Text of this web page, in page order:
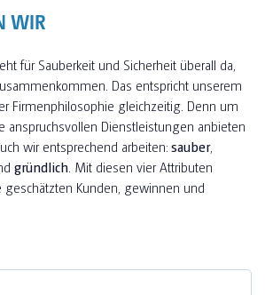
WIR
für Sauberkeit und Sicherheit überall da,
Das entspricht unserem
Firmenphilosophie gleichzeitig. Denn um
anspruchsvollen Dienstleistungen anbieten
wir entsprechend arbeiten:sauber,
gründlich . Mit diesen vier Attributen
Kunden, gewinnen und